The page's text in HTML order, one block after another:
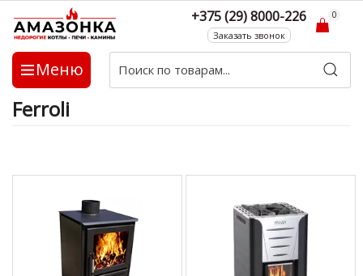
Меню
+375 (29) 8000-226
Заказать звонок
0
Ferroli